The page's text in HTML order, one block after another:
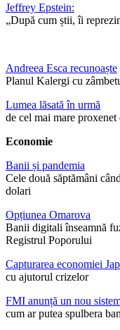
Jeffrey Epstein:
„După cum știi, îi
Andreea Esca recunoaște
Planul Kalergi cu
Lumea lăsată în urmă
de cel mai mare
Economie
Banii și pandemia
Cele două săptămâni
dolari
Opțiunea Omarova
Banii digitali înseamnă
Registrul Poporului
Capturarea economiei
cu ajutorul crizelor
FMI anunță un nou
cum ar putea spulbera